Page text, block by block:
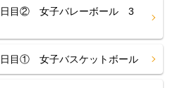
日目② 女子バレーボール 3
目① 女子バスケットボール